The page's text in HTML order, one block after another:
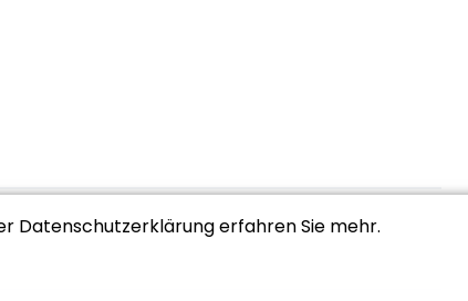
Datenschutzerklärung erfahren Sie mehr.